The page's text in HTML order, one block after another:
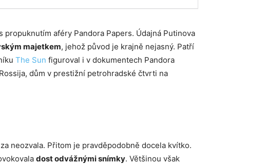
aféry Pandora Papers. Údajná Putinova
majetkem, jehož původ je krajně nejasný. Patří
The Sun figuroval i v dokumentech Pandora
dům v prestižní petrohradské čtvrti na
neozvala. Přitom je pravděpodobně docela kvítko.
dost odvážnými snímky. Většinou však